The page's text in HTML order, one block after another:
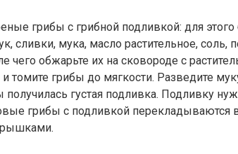
грибы с грибной подливкой: для
сливки, мука, масло растительное, соль,
чего обжарьте их на сковороде с
томите грибы до мягкости. Разведите
получилась густая подливка. Подливку
грибы с подливкой перекладываются